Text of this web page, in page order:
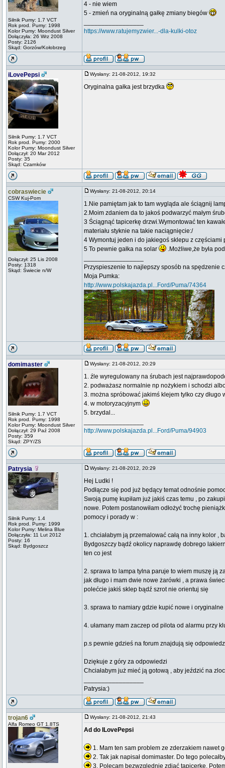
Silnik Pumy: 1.7 VCT
Rok prod. Pumy: 1998
Kolor Pumy: Moondust Silver
Dołączyła: 26 Wrz 2008
Posty: 2126
Skąd: Gorzów/Kołobrzeg
4 - nie wiem
5 - zmień na oryginalną gałkę zmiany biegów
https://www.ratujemyzwier...-dla-kulki-otoz
iLovePepsi
Silnik Pumy: 1.7 VCT
Rok prod. Pumy: 2000
Kolor Pumy: Moondust Silver
Dołączył: 20 Mar 2012
Posty: 35
Skąd: Czarnków
Wysłany: 21-08-2012, 19:32
Oryginalna gałka jest brzydka
cobraswiecie
CSW Kuj-Pom
Dołączył: 25 Lis 2008
Posty: 1318
Skąd: Świecie n/W
Wysłany: 21-08-2012, 20:14
1.Nie pamiętam jak to tam wygląda ale ściągnij
2.Moim zdaniem da to jakoś podwarzyć małym
3 Ściągnąć tapicerkę drzwi.Wymontować ten
materiału styknie na takie naciągnięcie:/
4 Wymontuj jeden i do jakiegoś sklepu z
5 To pewnie gałka na solar
.Możliwe,że była
Przyspieszenie to najlepszy sposób na spędzenie
Moja Pumka:
http://www.polskajazda.pl...Ford/Puma/74364
domimaster
Silnik Pumy: 1.7 VCT
Rok prod. Pumy: 1998
Kolor Pumy: Moondust Silver
Dołączył: 29 Paź 2008
Posty: 359
Skąd: ZPY/ZS
Wysłany: 21-08-2012, 20:29
1. źle wyregulowany na śrubach jest
2. podważasz normalnie np nożykiem i schodzi
3. można spróbować jakimś klejem tylko czy
4. w motoryzacyjnym
5. brzydal...
http://www.polskajazda.pl...Ford/Puma/94903
Patrysia
Silnik Pumy: 1.4
Rok prod. Pumy: 1999
Kolor Pumy: Melina Blue
Dołączyła: 11 Lut 2012
Posty: 16
Skąd: Bydgoszcz
Wysłany: 21-08-2012, 20:29
Hej Ludki !
Podłącze się pod już będący temat odnośnie
Swoją pumę kupiłam już jakiś czas temu , po
nowe. Potem postanowiłam odłożyć trochę
pomocy i porady w :
1. chciałabym ją przemalować całą na inny kolor
Bydgoszczy bądź okolicy naprawdę dobrego
ten co jest
2. sprawa to lampa tylna paruje to wiem muszę ją
jak długo i mam dwie nowe żarówki , a prawa
polećcie jakiś sklep bądź szrot nie orientuj się
3. sprawa to namiary gdzie kupić nowe i
4. ułamany mam zaczep od pilota od alarmu przy
p.s pewnie gdzieś na forum znajdują się
Dziękuje z góry za odpowiedzi
Chciałabym już mieć ją gotową , aby jeździć na
Patrysia:)
trojan6
Alfa Romeo GT 1.8TS
Wysłany: 21-08-2012, 21:43
Ad do ILovePepsi
1. Mam ten sam problem ze zderzakiem nawet
2. Tak jak napisał domimaster. Do tego
3. Polecam bezwzględnie zdjąć tapicerkę.